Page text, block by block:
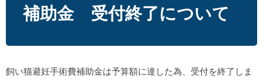
補助金 受付終了について
飼い猫避妊手術費補助金は予算額に達した為、受付を終了しま